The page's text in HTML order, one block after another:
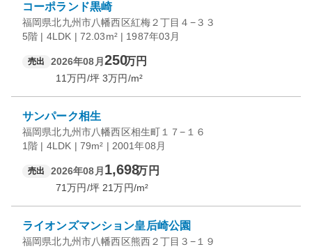
コーポランド黒崎
福岡県北九州市八幡西区紅梅２丁目４−３３
5階 | 4LDK | 72.03m² | 1987年03月
売出 2026年08月 250万円
11万円/坪 3万円/m²
サンパーク相生
福岡県北九州市八幡西区相生町１７−１６
1階 | 4LDK | 79m² | 2001年08月
売出 2026年08月 1,698万円
71万円/坪 21万円/m²
ライオンズマンション皇后崎公園
福岡県北九州市八幡西区熊西２丁目３−１９